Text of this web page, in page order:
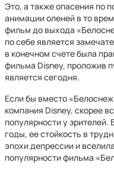
Это, а также опасения по
анимации оленей в то
фильм до выхода
по себе является
в конечном счете была
фильма Disney, проложив
является сегодня.
Если бы вместо
компания Disney, скорее
популярности у
годы, ее стойкость в
эпохи депрессии и
популярности фильма